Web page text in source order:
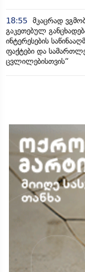
18:55 მკაცრად
გაკეთებულ
ინტერესების
ფაქტები და
ცვლილებისთვის“